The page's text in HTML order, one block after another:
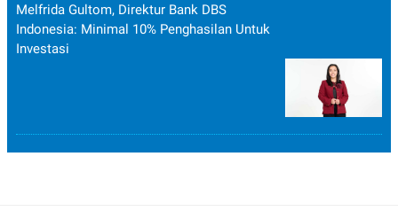
Melfrida Gultom, Direktur Bank DBS
Indonesia: Minimal 10% Penghasilan Untuk
Investasi